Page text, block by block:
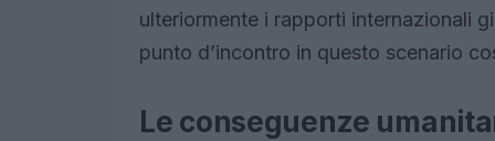
ulteriormente i rapporti internazionali
punto d’incontro in questo scenario
Le conseguenze